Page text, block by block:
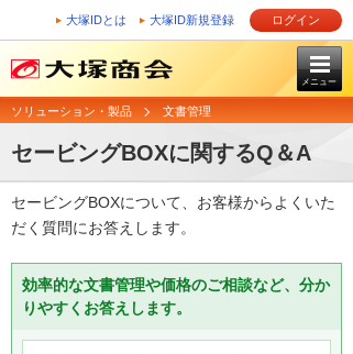
大塚IDとは 大塚ID新規登録 ログイン
メニュー
ソリューション・製品 文書管理
セービングBOXに関するQ＆A
セービングBOXについて、お客様からよくいた
だく質問にお答えします。
効率的な文書管理や価格のご相談など、分か
りやすくお答えします。